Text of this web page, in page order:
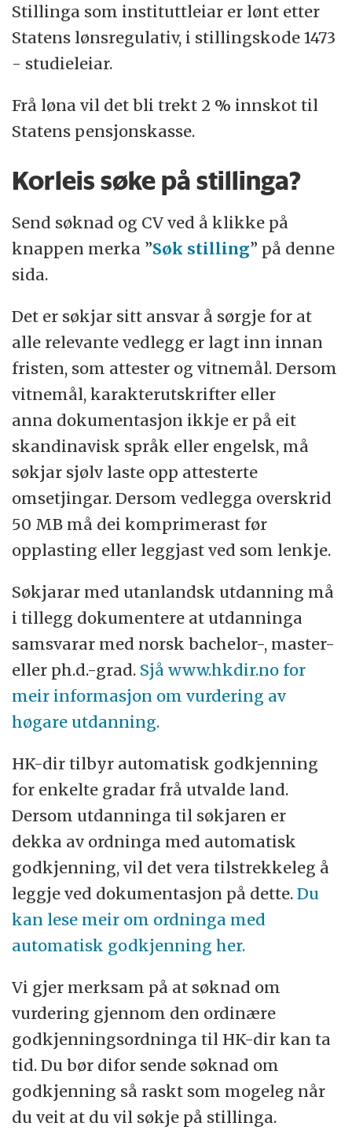
Stillinga som instituttleiar er lønt etter
Statens lønsregulativ, i stillingskode 1473
- studieleiar.
Frå løna vil det bli trekt 2 % innskot til
Statens pensjonskasse.
Korleis søke på stillinga?
Send søknad og CV ved å klikke på
knappen merka ”Søk stilling” på denne
sida.
Det er søkjar sitt ansvar å sørgje for at
alle relevante vedlegg er lagt inn innan
fristen, som attester og vitnemål. Dersom
vitnemål, karakterutskrifter eller
anna dokumentasjon ikkje er på eit
skandinavisk språk eller engelsk, må
søkjar sjølv laste opp attesterte
omsetjingar. Dersom vedlegga overskrid
50 MB må dei komprimerast før
opplasting eller leggjast ved som lenkje.
Søkjarar med utanlandsk utdanning må
i tillegg dokumentere at utdanninga
samsvarar med norsk bachelor-, master-
eller ph.d.-grad. Sjå www.hkdir.no for
meir informasjon om vurdering av
høgare utdanning.
HK-dir tilbyr automatisk godkjenning
for enkelte gradar frå utvalde land.
Dersom utdanninga til søkjaren er
dekka av ordninga med automatisk
godkjenning, vil det vera tilstrekkeleg å
leggje ved dokumentasjon på dette.Du
kan lese meir om ordninga med
automatisk godkjenning her.
Vi gjer merksam på at søknad om
vurdering gjennom den ordinære
godkjenningsordninga til HK-dir kan ta
tid. Du bør difor sende søknad om
godkjenning så raskt som mogeleg når
du veit at du vil søkje på stillinga.